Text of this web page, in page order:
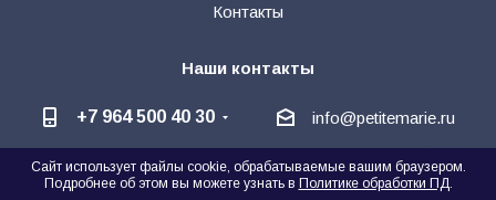
🗨
Контакты
Наши контакты
+7 964 500 40 30 info@petitemarie.ru
@petite_kids +7 964 500 40 30
Сайт использует файлы cookie, обрабатываемые вашим браузером.
Подробнее об этом вы можете узнать в Политике обработки ПД.